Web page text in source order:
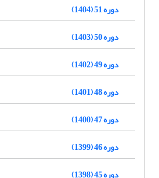
دوره 51 (1404)
دوره 50 (1403)
دوره 49 (1402)
دوره 48 (1401)
دوره 47 (1400)
دوره 46 (1399)
دوره 45 (1398)